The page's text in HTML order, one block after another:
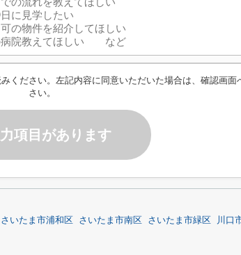
ください。左記内容に同意いただいた場合は、確認画面
さい。
項目があります
さいたま市浦和区 さいたま市南区 さいたま市緑区
川口